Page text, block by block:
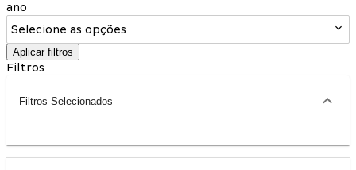
ano
Selecione as opções
Aplicar filtros
Filtros
Filtros Selecionados